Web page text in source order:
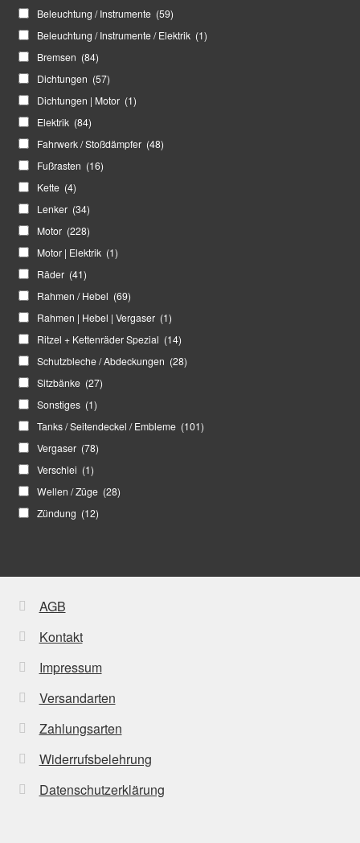
Beleuchtung / Instrumente (59)
Beleuchtung / Instrumente / Elektrik (1)
Bremsen (84)
Dichtungen (57)
Dichtungen | Motor (1)
Elektrik (84)
Fahrwerk / Stoßdämpfer (48)
Fußrasten (16)
Kette (4)
Lenker (34)
Motor (228)
Motor | Elektrik (1)
Räder (41)
Rahmen / Hebel (69)
Rahmen | Hebel | Vergaser (1)
Ritzel + Kettenräder Spezial (14)
Schutzbleche / Abdeckungen (28)
Sitzbänke (27)
Sonstiges (1)
Tanks / Seitendeckel / Embleme (101)
Vergaser (78)
Verschlei (1)
Wellen / Züge (28)
Zündung (12)
AGB
Kontakt
Impressum
Versandarten
Zahlungsarten
Widerrufsbelehrung
Datenschutzerklärung